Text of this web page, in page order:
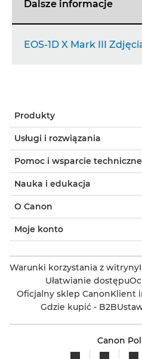
Dalsze informacje
EOS-1D X Mark III
Produkty
Usługi i rozwiązania
Pomoc i wsparcie techniczne
Nauka i edukacja
O Canon
Moje konto
Warunki korzystania z witryny
Ułatwianie dostępu
Oficjalny sklep CanonKlient
Gdzie kupić - B2B
Canon